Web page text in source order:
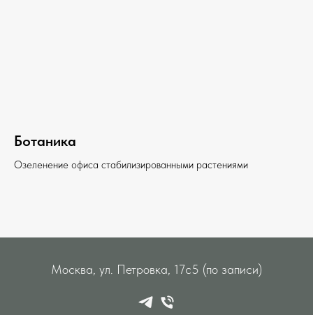
Ботаника
Озеленение офиса стабилизированными растениями
Москва, ул. Петровка, 17с5 (по записи)